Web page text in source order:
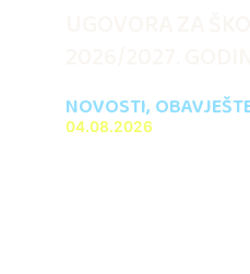
NOVOSTI,
04.08.2026